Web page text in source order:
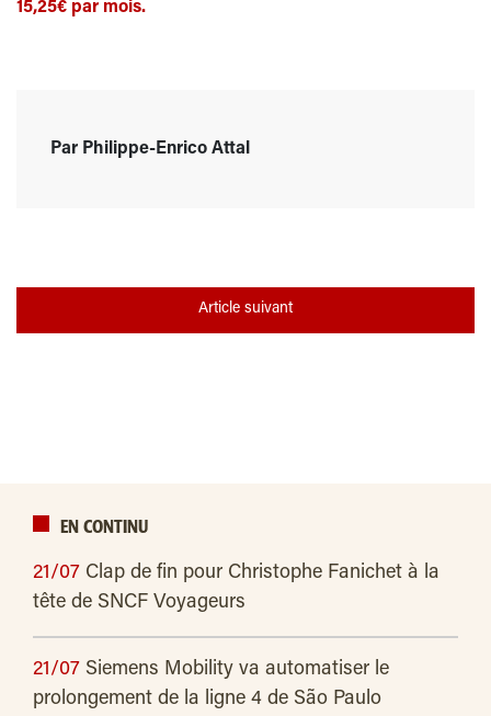
15,25€ par mois.
Par Philippe-Enrico Attal
Article suivant
EN CONTINU
21/07 Clap de fin pour Christophe Fanichet à la
tête de SNCF Voyageurs
21/07 Siemens Mobility va automatiser le
prolongement de la ligne 4 de São Paulo